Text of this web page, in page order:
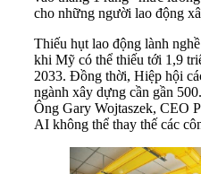
cho những người lao động
Thiếu hụt lao động lành
khi Mỹ có thể thiếu tới 1,9
2033. Đồng thời, Hiệp hội
ngành xây dựng cần gần
Ông Gary Wojtaszek, CEO
AI không thể thay thế các